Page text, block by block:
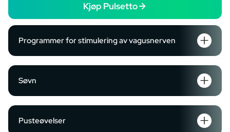
Kjøp Pulsetto
Programmer for stimulering av vagusnerven
Søvn
Pusteøvelser